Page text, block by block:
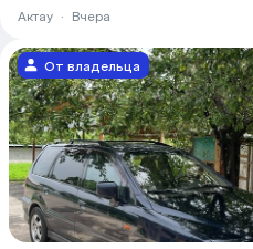
Актау · Вчера
От владельца